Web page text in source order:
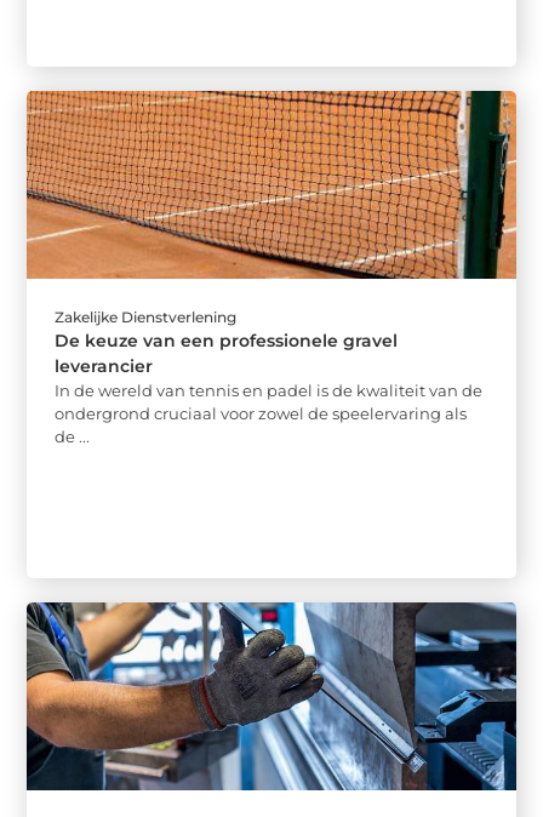
Zakelijke Dienstverlening
De keuze van een professionele gravel
leverancier
In de wereld van tennis en padel is de kwaliteit van de
ondergrond cruciaal voor zowel de speelervaring als
de ...